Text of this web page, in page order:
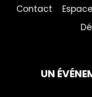
Contact
UN